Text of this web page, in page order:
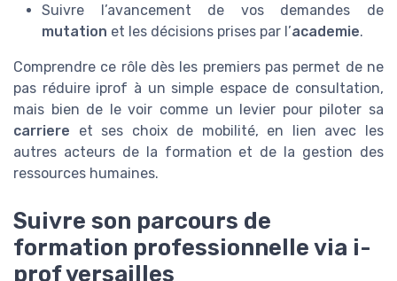
Suivre l’avancement de vos demandes de
mutation et les décisions prises par l’academie.
Comprendre ce rôle dès les premiers pas permet de ne
pas réduire iprof à un simple espace de consultation,
mais bien de le voir comme un levier pour piloter sa
carriere et ses choix de mobilité, en lien avec les
autres acteurs de la formation et de la gestion des
ressources humaines.
Suivre son parcours de
formation professionnelle via i-
prof versailles